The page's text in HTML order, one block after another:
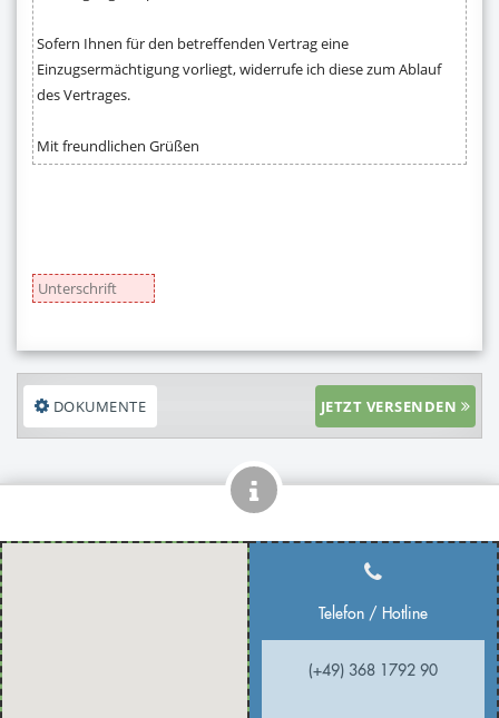
DOKUMENTE JETZT VERSENDEN
Telefon / Hotline
(+49) 368 1792 90